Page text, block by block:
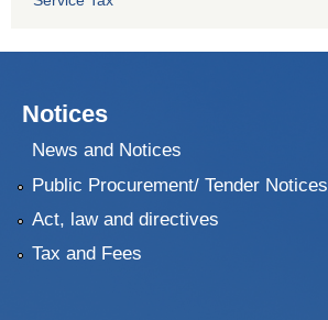
Notices
News and Notices
Public Procurement/ Tender Notices
Act, law and directives
Tax and Fees